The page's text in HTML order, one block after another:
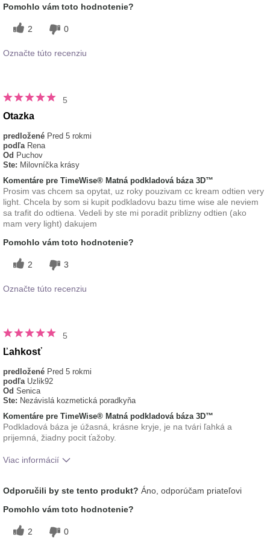
Ako porovnávate tento prípravok s inými
značkami dekoratívnej kozmetiky, ktoré ste
Pomohlo vám toto hodnotenie?
2 0
Označte túto recenziu
5
Otazka
predložené Pred 5 rokmi
podľa Rena
Od Puchov
Ste: Milovníčka krásy
Komentáre pre TimeWise® Matná podkladová báza 3D™
Prosim vas chcem sa opytat, uz roky pouzivam cc kream odtien very
light. Chcela by som si kupit podkladovu bazu time wise ale neviem
sa trafit do odtiena. Vedeli by ste mi poradit priblizny odtien (ako
mam very light) dakujem
Pomohlo vám toto hodnotenie?
2 3
Označte túto recenziu
5
Ľahkosť
predložené Pred 5 rokmi
podľa Uzlik92
Od Senica
Ste: Nezávislá kozmetická poradkyňa
Komentáre pre TimeWise® Matná podkladová báza 3D™
Podkladová báza je úžasná, krásne kryje, je na tvári ľahká a
prijemná, žiadny pocit ťažoby.
Viac informácií
značkami dekoratívnej kozmetiky, ktoré ste
vyskúšali?
Odporučili by ste tento produkt? Áno, odporúčam priateľovi
Pomohlo vám toto hodnotenie?
2 0